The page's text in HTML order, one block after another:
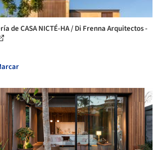
de CASA NICTÉ-HA / Di Frenna Arquitectos -